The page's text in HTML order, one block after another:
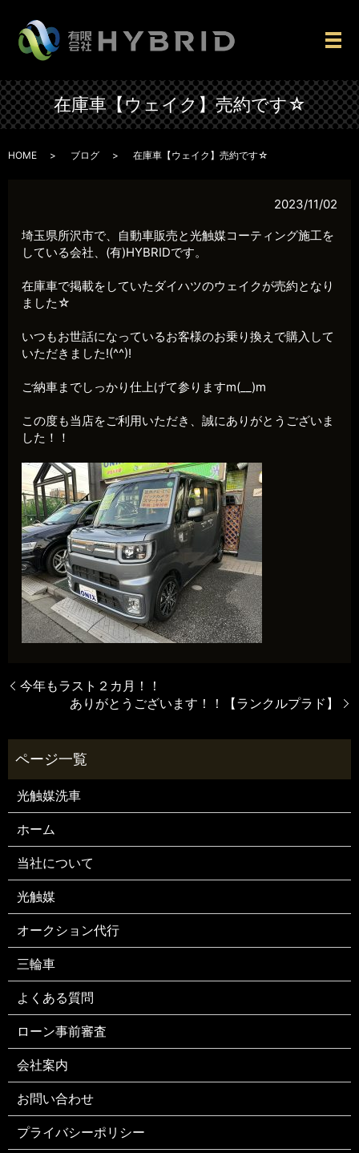
メ
在庫車【ウェイク】売約です☆
HOME ブログ 在庫車【ウェイク】売約です☆
2023/11/02
埼玉県所沢市で、自動車販売と光触媒コーティング施工を
している会社、(有)HYBRIDです。
在庫車で掲載をしていたダイハツのウェイクが売約となり
ました☆
いつもお世話になっているお客様のお乗り換えで購入して
いただきました!(^^)!
ご納車までしっかり仕上げて参りますm(__)m
この度も当店をご利用いただき、誠にありがとうございま
した！！
今年もラスト２カ月！！
ありがとうございます！！【ランクルプラド】
光触媒洗車
ホーム
当社について
光触媒
オークション代行
三輪車
よくある質問
ローン事前審査
会社案内
お問い合わせ
プライバシーポリシー